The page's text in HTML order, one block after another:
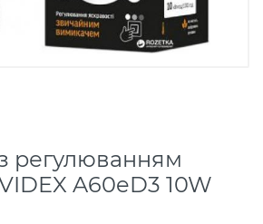
регулюванням
A60eD3 10W